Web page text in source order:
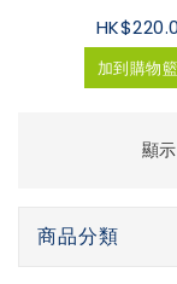
HK$220.0
加到購物籃
顯
商品分類